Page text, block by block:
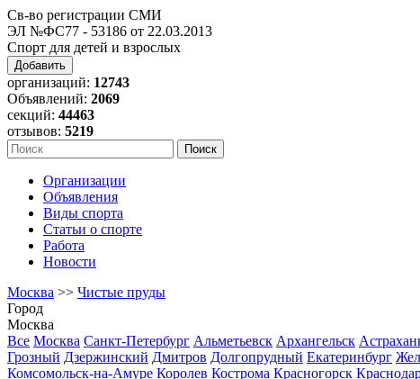
Св-во регистрации СМИ
ЭЛ №ФС77 - 53186 от 22.03.2013
Спорт для детей и взрослых
Добавить
организаций: 12743
Объявлений: 2069
секций: 44463
отзывов: 5219
Организации
Объявления
Виды спорта
Статьи о спорте
Работа
Новости
Москва >> Чистые пруды
Город
Москва
Все Москва Санкт-Петербург Альметьевск Архангельск
Грозный Дзержинский Дмитров Долгопрудный Екатеринбург
Комсомольск-на-Амуре Королев Кострома Красногорск